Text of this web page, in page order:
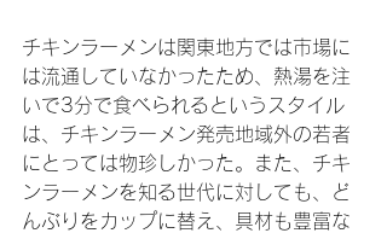
チキンラーメンは関東地方では市場に
は流通していなかったため、熱湯を注
いで3分で食べられるというスタイル
は、チキンラーメン発売地域外の若者
にとっては物珍しかった。また、チキ
ンラーメンを知る世代に対しても、ど
んぶりをカップに替え、具材も豊富な